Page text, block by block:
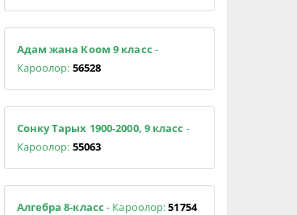
Адам жана Коом 9 класс -
Кароолор: 56528
Сонку Тарых 1900-2000, 9 класс -
Кароолор: 55063
Алгебра 8-класс - Кароолор:51754